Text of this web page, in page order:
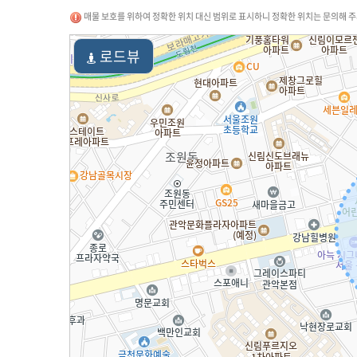
매물 보호를 위하여 정확한 위치 대신 범위로 표시하니 정확한 위치는 문의해
로드뷰